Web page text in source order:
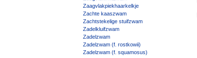
Zaagvlakpiekhaarkelkje
Zachte kaaszwam
Zachtstekelige stuifzwam
Zadelkluifzwam
Zadelzwam
Zadelzwam (f. rostkowii)
Zadelzwam (f. squamosus)